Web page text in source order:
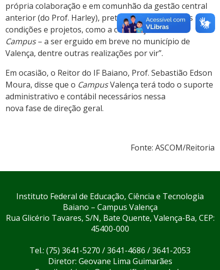
própria colaboração e em comunhão da gestão central
anterior (do Prof. Harley), pretendendo “ampliar as
condições e projetos, como a construção do novo
Campus– a ser erguido em breve no município de
Valença, dentre outras realizações por vir”.
Em ocasião, o Reitor do IF Baiano, Prof. Sebastião Edson
Moura, disse que o CampusValença terá todo o suporte
administrativo e contábil necessários nessa
nova fase de direção geral.
Fonte: ASCOM/Reitoria
Instituto Federal de Educação, Ciência e Tecnologia
Baiano – Campus Valença
Rua Glicério Tavares, S/N, Bate Quente, Valença-Ba, CEP:
45400-000
Tel.: (75) 3641-5270 / 3641-4686 / 3641-2053
Diretor: Geovane Lima Guimarães